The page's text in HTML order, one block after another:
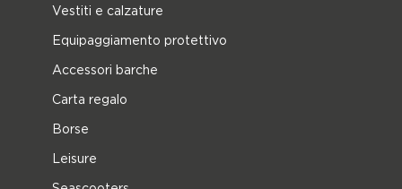
Vestiti e calzature
Equipaggiamento protettivo
Accessori barche
Carta regalo
Borse
Leisure